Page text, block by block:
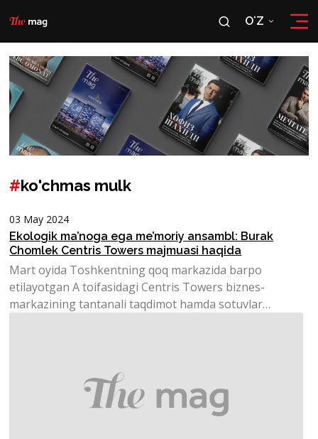
OʻZ
RU
OʻZ
#ko'chmas mulk
03 May 2024
Ekologik ma’noga ega me’moriy ansambl: Burak
Chomlek Centris Towers majmuasi haqida
Mart oyida Toshkentning qoq markazida barpo
etilayotgan A toifasidagi Centris Towers biznes-
markazining tantanali taqdimot hamda sotuvlar